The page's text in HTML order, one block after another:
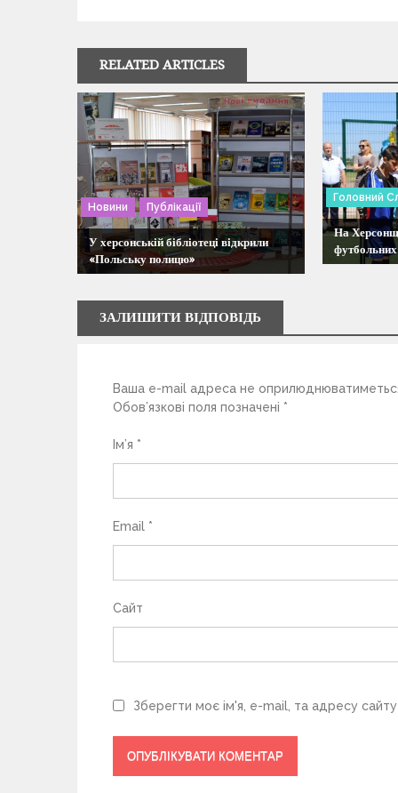
г
а
ц
і
я
з
а
и
с
в
RELATED ARTICLES
Новини Публікації
У херсонській бібліотеці відкрили
«Польську полицю»
Головний
На
ЗАЛИШИТИ ВІДПОВІДЬ
Ваша e-mail адреса не
Обов’язкові поля позначені *
Ім’я *
Email *
Сайт
Зберегти моє ім'я, e-mail, та адресу